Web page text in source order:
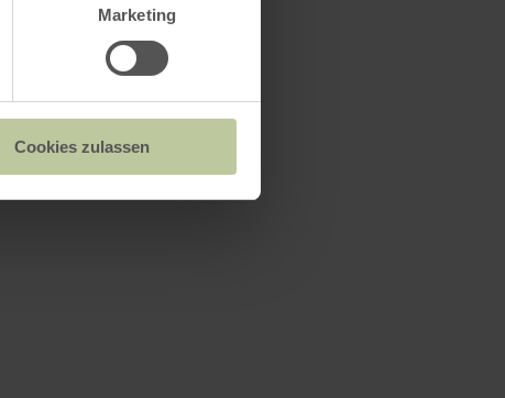
Marketing
Cookies zulassen